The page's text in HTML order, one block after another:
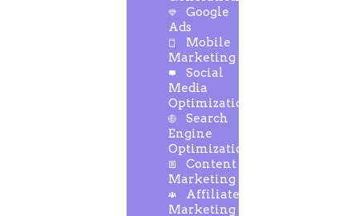
Google
Ads
Mobile
Marketing
Social
Media
Optimization
Search
Engine
Optimization
Content
Marketing
Affiliate
Marketing